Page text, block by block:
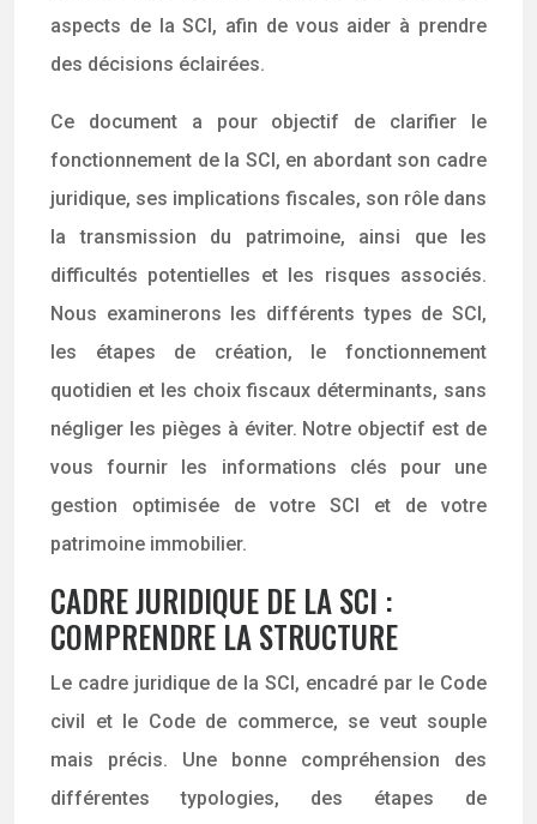
aspects de la SCI, afin de vous aider à prendre
des décisions éclairées.
Ce document a pour objectif de clarifier le
fonctionnement de la SCI, en abordant son cadre
juridique, ses implications fiscales, son rôle dans
la transmission du patrimoine, ainsi que les
difficultés potentielles et les risques associés.
Nous examinerons les différents types de SCI,
les étapes de création, le fonctionnement
quotidien et les choix fiscaux déterminants, sans
négliger les pièges à éviter. Notre objectif est de
vous fournir les informations clés pour une
gestion optimisée de votre SCI et de votre
patrimoine immobilier.
CADRE JURIDIQUE DE LA SCI :
COMPRENDRE LA STRUCTURE
Le cadre juridique de la SCI, encadré par le Code
civil et le Code de commerce, se veut souple
mais précis. Une bonne compréhension des
différentes typologies, des étapes de